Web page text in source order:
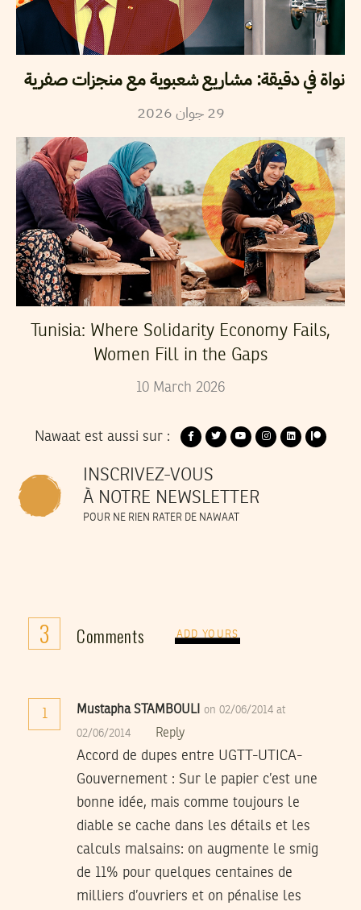
نواة في دقيقة: مشاريع شعبوية مع منجزات صفرية
29 جوان2026
Tunisia: Where Solidarity Economy Fails,
Women Fill in the Gaps
10 March 2026
Nawaat est aussi sur :
INSCRIVEZ-VOUS
À NOTRE NEWSLETTER
POUR NE RIEN RATER DE NAWAAT
3 Comments ADD YOURS
1 Mustapha STAMBOULI on 02/06/2014 at
02/06/2014 Reply
Accord de dupes entre UGTT-UTICA-
Gouvernement : Sur le papier c’est une
bonne idée, mais comme toujours le
diable se cache dans les détails et les
calculs malsains: on augmente le smig
de 11% pour quelques centaines de
milliers d’ouvriers et on pénalise les